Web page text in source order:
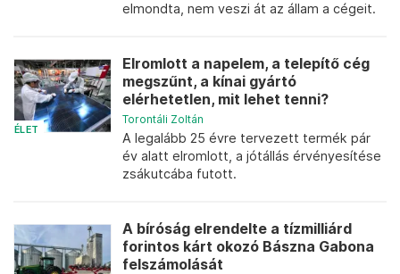
elmondta, nem veszi át az állam a cégeit.
ÉLET
Elromlott a napelem, a telepítő cég
megszűnt, a kínai gyártó
elérhetetlen, mit lehet tenni?
Torontáli Zoltán
A legalább 25 évre tervezett termék pár
év alatt elromlott, a jótállás érvényesítése
zsákutcába futott.
A bíróság elrendelte a tízmilliárd
forintos kárt okozó Bászna Gabona
felszámolását